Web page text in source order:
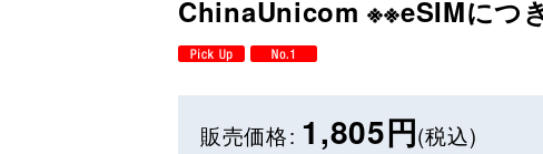
ChinaUnicom ※※eSIMにつ
販売価格: 1,805円(税込)